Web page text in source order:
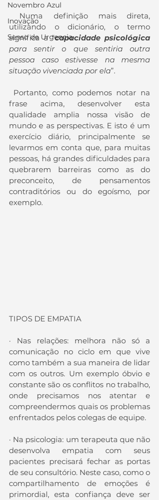
Novembro Azul
Inovação
Senso de Urgencia
utilizando o dicionário, o termo
significa a “capacidade psicológica
para sentir o que sentiria outra
pessoa caso estivesse na mesma
situação vivenciada por ela”.
frase acima, desenvolver esta
qualidade amplia nossa visão de
mundo e as perspectivas. E isto é um
exercício diário, principalmente se
levarmos em conta que, para muitas
pessoas, há grandes dificuldades para
quebrarem barreiras como as do
preconceito, de pensamentos
contraditórios ou do egoísmo, por
exemplo.
TIPOS DE EMPATIA
· Nas relações: melhora não só a
comunicação no ciclo em que vive
como também a sua maneira de lidar
com os outros. Um exemplo óbvio e
constante são os conflitos no trabalho,
onde precisamos nos atentar e
compreendermos quais os problemas
enfrentados pelos colegas de equipe.
· Na psicologia: um terapeuta que não
desenvolva empatia com seus
pacientes precisará fechar as portas
de seu consultório. Neste caso, como o
compartilhamento de emoções é
primordial, esta confiança deve ser